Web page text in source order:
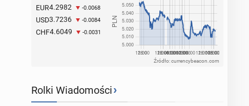
EUR4.2982 -0.0068
USD3.7236 -0.0084
CHF4.6049 -0.0031
Źródło: currencybeacon.com
Rolki Wiadomości›